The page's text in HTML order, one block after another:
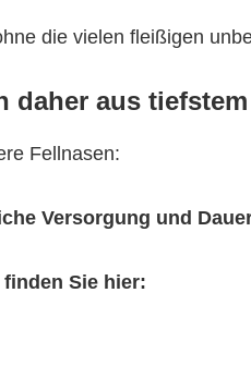
die vielen fleißigen
daher aus
Fellnasen:
Versorgung und
Sie hier: